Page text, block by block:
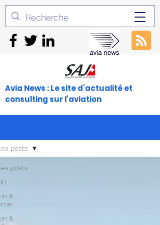
Avia News : Le site d'actualité et
consulting sur l'aviation
posts
&
&
posts